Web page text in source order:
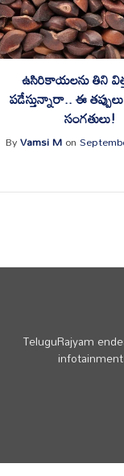
ఉసిరికాయలను తిని
పడేస్తున్నారా.. ఈ
సంగతులు!
ByVamsi Mon
TeluguRajyam